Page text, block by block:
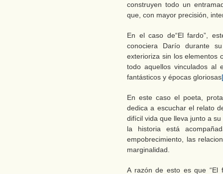
construyen todo un
que, con mayor precisión,
En el caso de“El fardo”,
conociera Darío durante
exterioriza sin los elementos
todo aquellos vinculados al
fantásticos y épocas gloriosas
En este caso el poeta,
dedica a escuchar el relato
difícil vida que lleva junto a
la historia está
empobrecimiento, las
marginalidad.
A razón de esto es que “El